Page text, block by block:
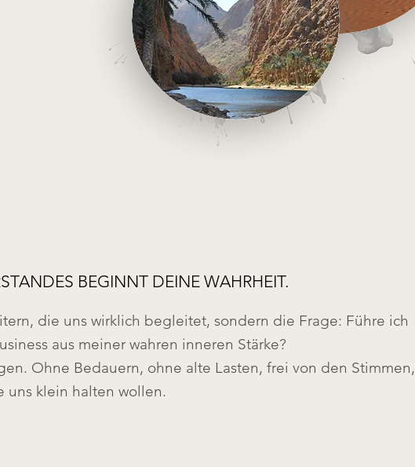
BEGINNT DEINE WAHRHEIT.
die uns wirklich begleitet, sondern die Frage: Führe ich
aus meiner wahren inneren Stärke?
Ohne Bedauern, ohne alte Lasten, frei von den Stimmen,
uns klein halten wollen.